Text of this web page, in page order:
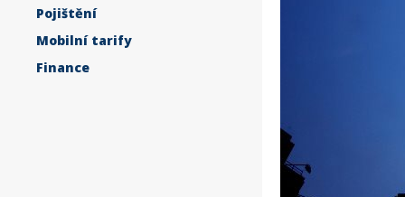
Pojištění
Mobilní tarify
Finance